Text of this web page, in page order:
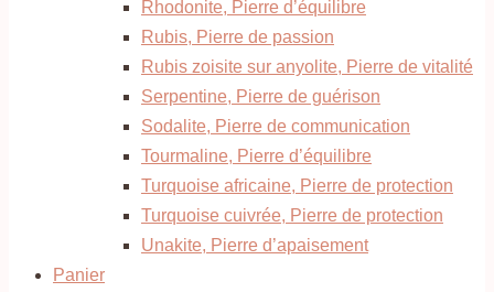
Rhodonite, Pierre d’équilibre
Rubis, Pierre de passion
Rubis zoisite sur anyolite, Pierre de vitalité
Serpentine, Pierre de guérison
Sodalite, Pierre de communication
Tourmaline, Pierre d’équilibre
Turquoise africaine, Pierre de protection
Turquoise cuivrée, Pierre de protection
Unakite, Pierre d’apaisement
Panier